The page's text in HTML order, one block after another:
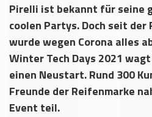
Pirelli ist bekannt für seine
coolen Partys. Doch seit
wurde wegen Corona alles
Winter Tech Days 2021
einen Neustart. Rund 300
Freunde der Reifenmarke
Event teil.